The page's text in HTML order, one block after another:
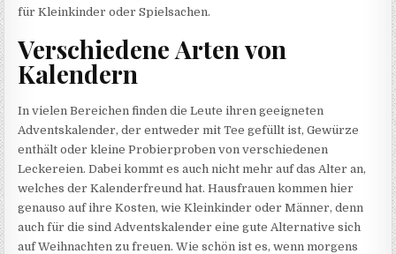
für Kleinkinder oder Spielsachen.
Verschiedene Arten von
Kalendern
In vielen Bereichen finden die Leute ihren geeigneten
Adventskalender, der entweder mit Tee gefüllt ist, Gewürze
enthält oder kleine Probierproben von verschiedenen
Leckereien. Dabei kommt es auch nicht mehr auf das Alter an,
welches der Kalenderfreund hat. Hausfrauen kommen hier
genauso auf ihre Kosten, wie Kleinkinder oder Männer, denn
auch für die sind Adventskalender eine gute Alternative sich
auf Weihnachten zu freuen. Wie schön ist es, wenn morgens